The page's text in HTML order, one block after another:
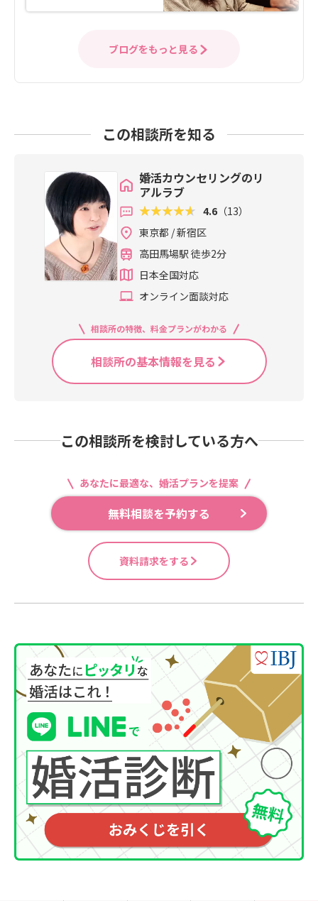
ブログをもっと見る
この相談所を知る
婚活カウンセリングのリ
アルラブ
4.6 （13）
東京都 / 新宿区
高田馬場駅 徒歩2分
日本全国対応
オンライン面談対応
相談所の特徴、料金プランがわかる
相談所の基本情報を見る
この相談所を検討している方へ
あなたに最適な、婚活プランを提案
無料相談を予約する
資料請求をする